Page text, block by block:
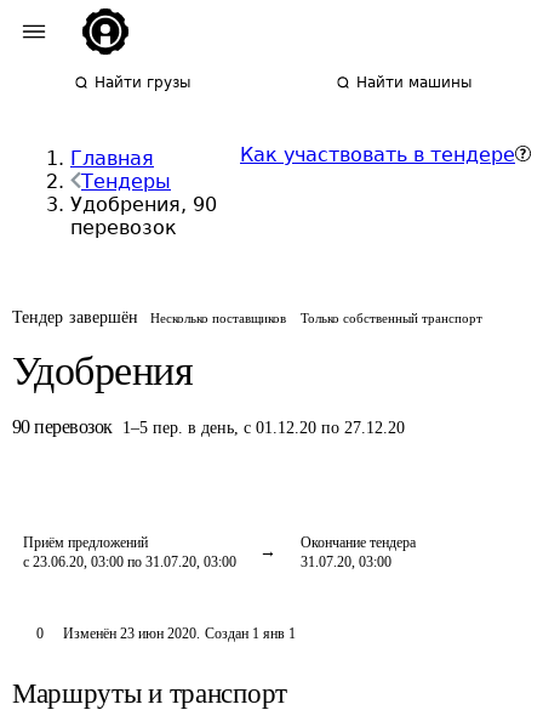
Найти грузы Найти машины
Главная
Тендеры
Удобрения, 90
перевозок
Как участвовать в тендере
Тендер завершён Несколько поставщиков Только собственный транспорт
Удобрения
90 перевозок 1–5 пер. в день, с 01.12.20 по 27.12.20
Приём предложений
с 23.06.20, 03:00 по 31.07.20, 03:00
Окончание тендера
31.07.20, 03:00
0 Изменён 23 июн 2020. Создан 1 янв 1
Маршруты и транспорт